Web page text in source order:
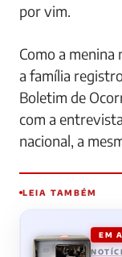
por vim.
Como a
a família
Boletim de
com a
nacional, a
LEIA TAMBÉM
EM